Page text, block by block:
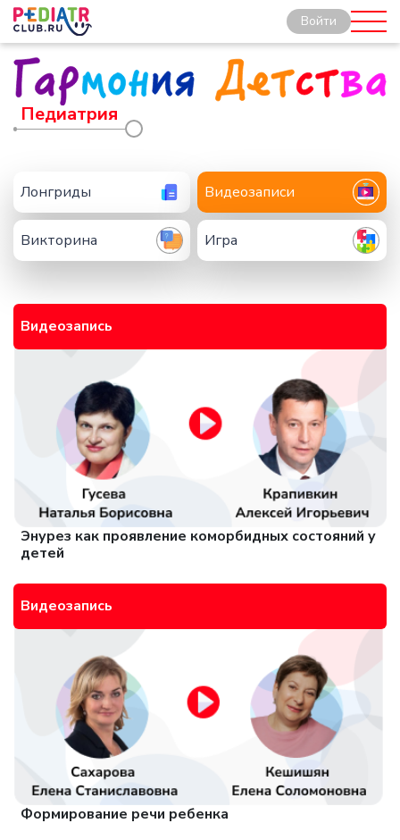
Войти
Педиатрия
Лонгриды Видеозаписи
Викторина Игра
Видеозапись
Энурез как проявление коморбидных состояний у
детей
Видеозапись
Формирование речи ребенка